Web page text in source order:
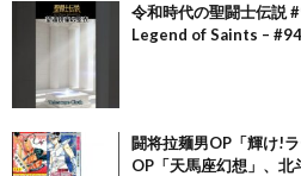
令和時代の聖闘士伝説
Legend of Saints –
闘将拉麺男OP「輝け!
OP「天馬座幻想」、北